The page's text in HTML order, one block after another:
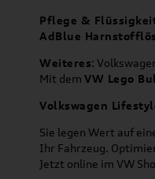
Pflege &
AdBlue
Weiteres:
Mit dem VW Lego
Volkswagen
Sie legen Wert auf
Ihr Fahrzeug.
Jetzt online im VW